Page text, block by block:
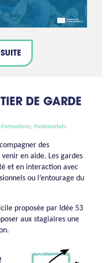
DE GARDE
Formations, Partenariats
des
en aide. Les gardes
et en interaction avec
ou l’entourage du
proposée par Idée 53
aux stagiaires une